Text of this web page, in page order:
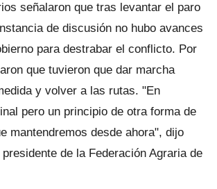
señalaron que tras levantar el paro
de discusión no hubo avances
para destrabar el conflicto. Por
que tuvieron que dar marcha
y volver a las rutas. "En
pero un principio de otra forma de
mantendremos desde ahora", dijo
de la Federación Agraria de